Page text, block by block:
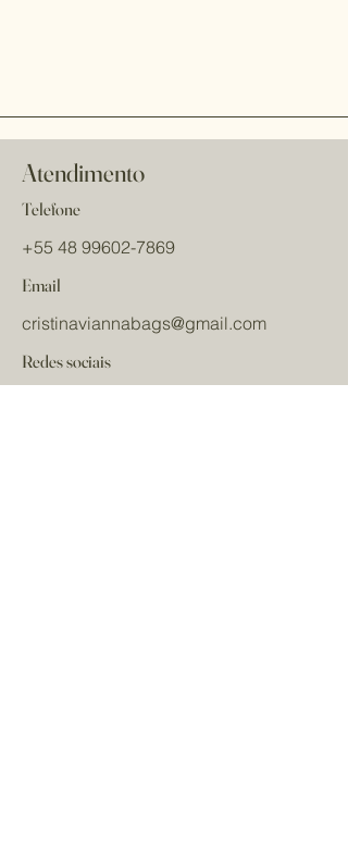
Atendimento
Telefone
+55 48 99602-7869
Email
cristinaviannabags@gmail.com
Redes sociais